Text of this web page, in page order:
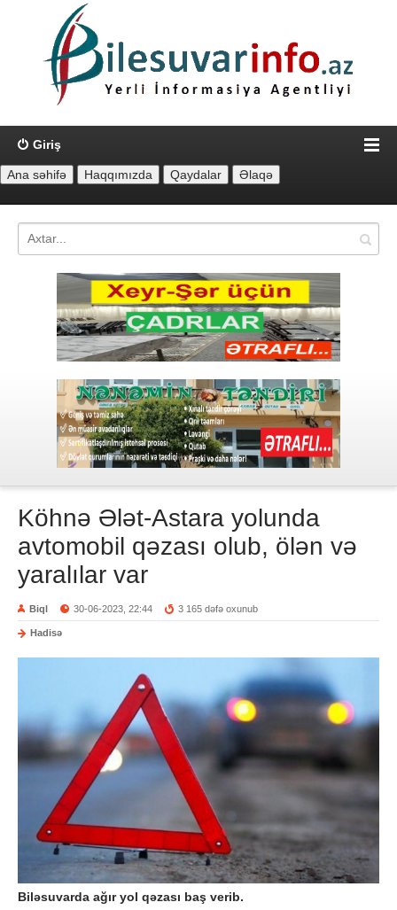
Giriş
Köhnə Ələt-Astara yolunda
avtomobil qəzası olub, ölən və
yaralılar var
Biql 30-06-2023, 22:44 3 165 dəfə oxunub
Hadisə
Biləsuvarda ağır yol qəzası baş verib.